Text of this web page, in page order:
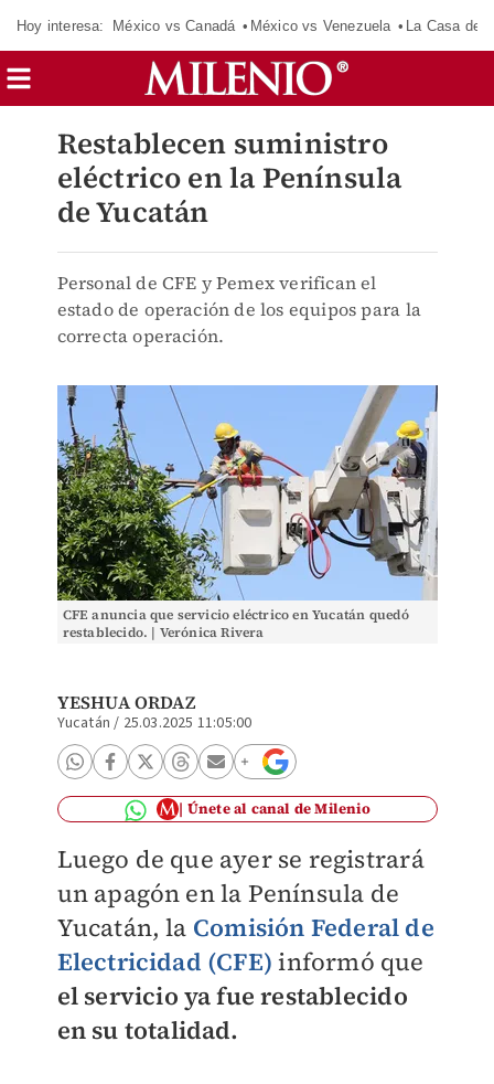
Hoy interesa: México vs Canadá México vs Venezuela La Casa de
Restablecen suministro
eléctrico en la Península
de Yucatán
Personal de CFE y Pemex verifican el
estado de operación de los equipos para la
correcta operación.
CFE anuncia que servicio eléctrico en Yucatán quedó
restablecido. | Verónica Rivera
YESHUA ORDAZ
Yucatán / 25.03.2025 11:05:00
Únete al canal de Milenio
Luego de que ayer se registrará
un apagón en la Península de
Yucatán, la Comisión Federal de
Electricidad (CFE) informó que
el servicio ya fue restablecido
en su totalidad.